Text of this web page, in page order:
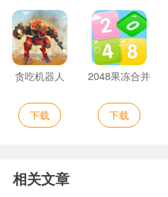
贪吃机器人
下载
2048果冻合并
下载
相关文章